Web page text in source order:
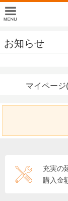
お知らせ
マイペー
充実の
購入金